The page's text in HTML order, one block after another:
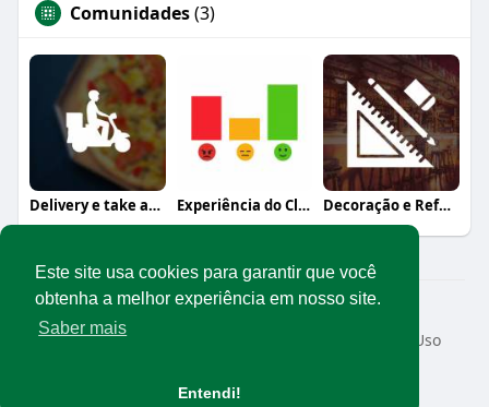
Este site usa cookies para garantir que você
obtenha a melhor experiência em nosso site.
Saber mais
Entendi!
Comunidades(3)
Delivery e take away Experiência do Cliente Decoração e Reforma
© 2026 Rede Abrasel
Início
Sobre
Termos de Uso